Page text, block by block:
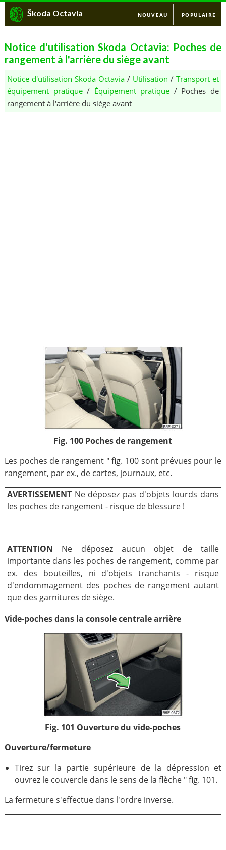
Škoda Octavia NOUVEAU POPULAIRE
Notice d'utilisation Skoda Octavia: Poches de
rangement à l'arrière du siège avant
Notice d'utilisation Skoda Octavia/ Utilisation /Transport et
équipement pratique/ Équipement pratique / Poches de
rangement à l'arrière du siège avant
Fig. 100 Poches de rangement
Les poches de rangement " fig. 100 sont prévues pour le
rangement, par ex., de cartes, journaux, etc.
AVERTISSEMENT Ne déposez pas d'objets lourds dans
les poches de rangement - risque de blessure !
ATTENTION Ne déposez aucun objet de taille
importante dans les poches de rangement, comme par
ex. des bouteilles, ni d'objets tranchants - risque
d'endommagement des poches de rangement autant
que des garnitures de siège.
Vide-poches dans la console centrale arrière
Fig. 101 Ouverture du vide-poches
Ouverture/fermeture
Tirez sur la partie supérieure de la dépression et
ouvrez le couvercle dans le sens de la flèche " fig. 101.
La fermeture s'effectue dans l'ordre inverse.